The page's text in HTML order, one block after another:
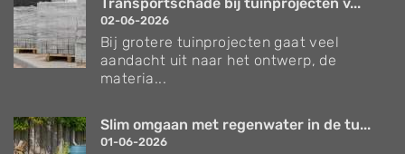
02-06-2026
Bij grotere tuinprojecten gaat veel
aandacht uit naar het ontwerp, de
materia...
Slim omgaan met regenwater in de tu...
01-06-2026